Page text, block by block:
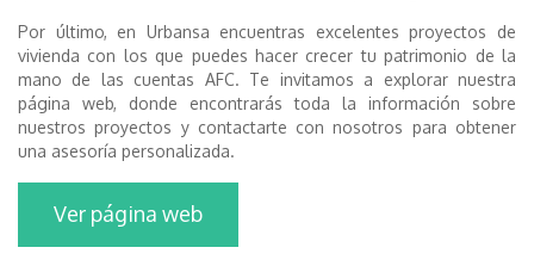
Por último, en Urbansa encuentras excelentes proyectos de
vivienda con los que puedes hacer crecer tu patrimonio de la
mano de las cuentas AFC. Te invitamos a explorar nuestra
página web, donde encontrarás toda la información sobre
nuestros proyectos y contactarte con nosotros para obtener
una asesoría personalizada.
Ver página web